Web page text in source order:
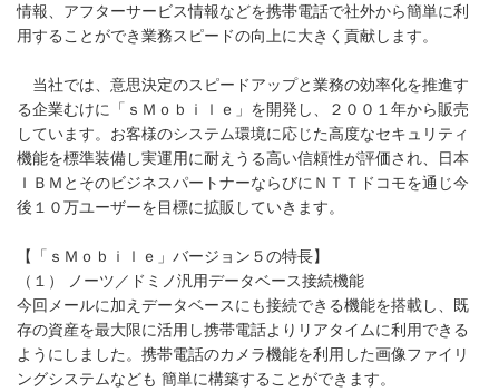
情報、アフターサービス情報などを携帯電話で社外から簡単に利
用することができ業務スピードの向上に大きく貢献します。
当社では、意思決定のスピードアップと業務の効率化を推進す
る企業むけに「ｓＭｏｂｉｌｅ」を開発し、２００１年から販売
しています。お客様のシステム環境に応じた高度なセキュリティ
機能を標準装備し実運用に耐えうる高い信頼性が評価され、日本
ＩＢＭとそのビジネスパートナーならびにＮＴＴドコモを通じ今
後１０万ユーザーを目標に拡販していきます。
【「ｓＭｏｂｉｌｅ」バージョン５の特長】
（１） ノーツ／ドミノ汎用データベース接続機能
今回メールに加えデータベースにも接続できる機能を搭載し、既
存の資産を最大限に活用し携帯電話よりリアタイムに利用できる
ようにしました。携帯電話のカメラ機能を利用した画像ファイリ
ングシステムなども 簡単に構築することができます。